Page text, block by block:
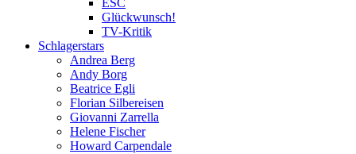
ESC
Glückwunsch!
TV-Kritik
Schlagerstars
Andrea Berg
Andy Borg
Beatrice Egli
Florian Silbereisen
Giovanni Zarrella
Helene Fischer
Howard Carpendale